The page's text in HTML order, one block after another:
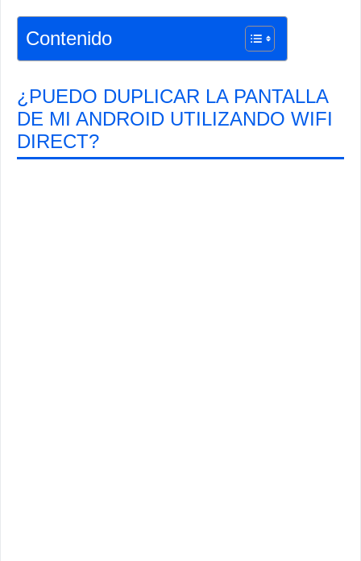
Contenido
¿PUEDO DUPLICAR LA PANTALLA
DE MI ANDROID UTILIZANDO WIFI
DIRECT?